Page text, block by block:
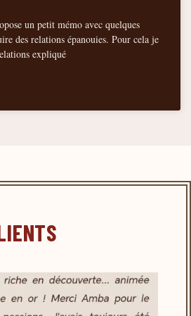
un petit mémo avec quelques
des relations épanouies. Pour cela je
expliqué